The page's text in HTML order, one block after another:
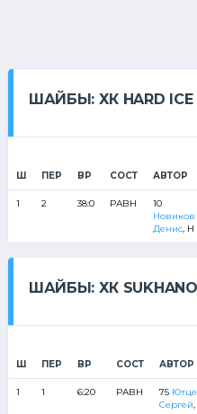
ШАЙБЫ: ХК HARD ICE
Ш ПЕР ВР СОСТ АВТОР
1 2 38:0 РАВН
10
Новиков
Денис, Н
ШАЙБЫ: ХК
Ш ПЕР ВР СОСТ АВТОР
1 1 6:20 РАВН 75
Сергей